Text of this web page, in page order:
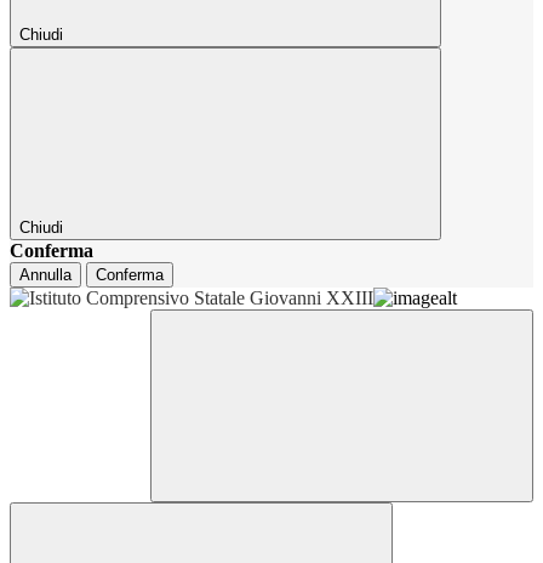
Chiudi
Chiudi
Conferma
Annulla Conferma